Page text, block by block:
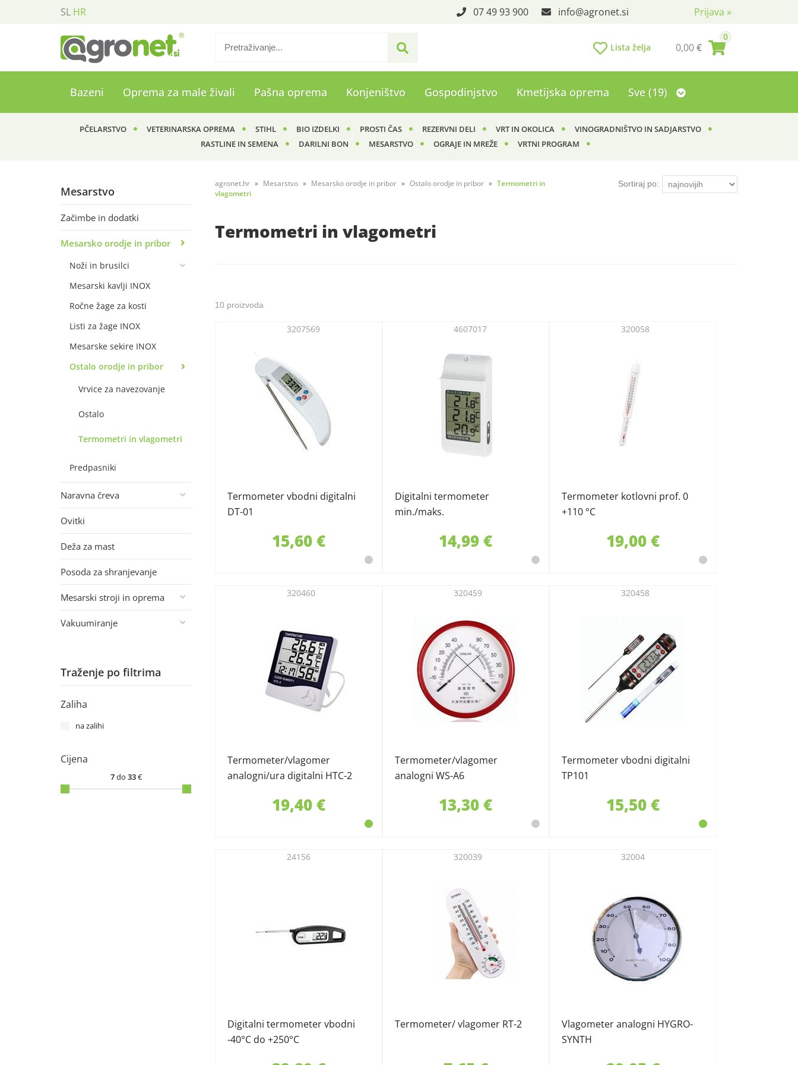
SL HR Prijava »
07 49 93 900 info agronet.si
0
0,00€
Lista želja
Bazeni Oprema za male živali Pašna oprema Konjeništvo Gospodinjstvo Kmetijska oprema Sve (19)
PČELARSTVO VETERINARSKA OPREMA STIHL BIO IZDELKI PROSTI ČAS REZERVNI DELI VRT IN OKOLICA
VINOGRADNIŠTVO IN SADJARSTVO
RASTLINE IN SEMENA
DARILNI BON MESARSTVO OGRAJE IN MREŽE VRTNI PROGRAM
Mesarstvo
Začimbe in dodatki
Mesarsko orodje in pribor
Noži in brusilci
Mesarski kavlji INOX
Ročne žage za kosti
Listi za žage INOX
Mesarske sekire INOX
Ostalo orodje in pribor
Vrvice za navezovanje
Ostalo
Termometri in vlagometri
Predpasniki
Naravna čreva
Ovitki
Deža za mast
Posoda za shranjevanje
Mesarski stroji in oprema
Vakuumiranje
Traženje po filtrima
Zaliha
na zalihi
Cijena
7do 33€
agronet.hr Mesarstvo Mesarsko orodje in pribor Ostalo orodje in pribor
Termometri in
vlagometri
Sortiraj po:
Termometri in vlagometri
10 proizvoda
Termometer vbodni digitalni
DT-01
3207569
15,60 €
Digitalni termometer
min./maks.
4607017
14,99 €
Termometer kotlovni prof. 0
+110 °C
320058
19,00 €
Termometer/vlagomer
analogni/ura digitalni HTC-2
320460
19,40 €
Termometer/vlagomer
analogni WS-A6
320459
13,30 €
Termometer vbodni digitalni
TP101
320458
15,50 €
Digitalni termometer vbodni
-40°C do +250°C
24156
Termometer/ vlagomer RT-2
320039
Vlagometer analogni HYGRO-
SYNTH
32004